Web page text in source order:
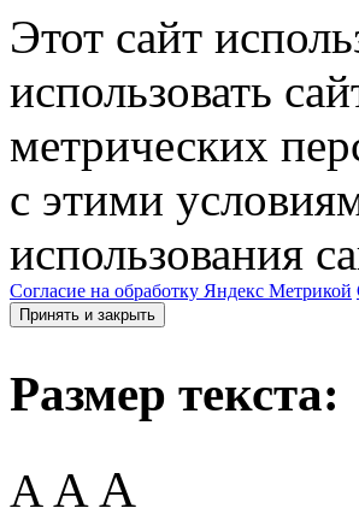
Этот сайт
использовать
метрических
с этими
использования
Согласие на обработку Яндекс Метрикой
Принять и закрыть
Размер текста:
A AA